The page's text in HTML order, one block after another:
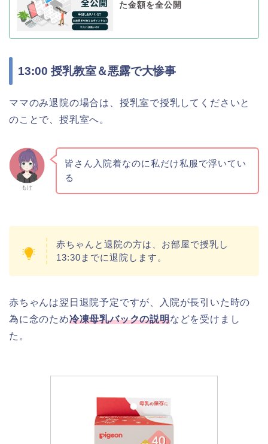
た金額を全公開
13:00 授乳教室＆悪露で大惨事
ママのみ退院の場合は、授乳室で授乳してくださいと
のことで、授乳室へ。
もけ
皆さん入院着なのに私だけ私服で浮いてい
る
赤ちゃんと退院の方は、お部屋で授乳し
13:30までに退院します。
赤ちゃんは翌日退院予定ですが、入院が長引いた時の
為に念のため冷凍母乳バックの説明などを受けまし
た。